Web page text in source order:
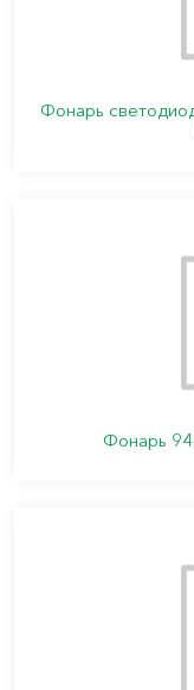
Фонарь
Фонарь